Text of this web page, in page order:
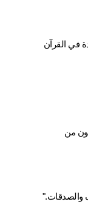
والصدقات."